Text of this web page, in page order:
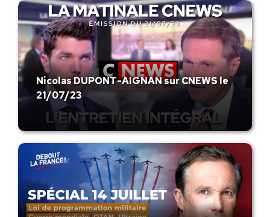
Nicolas DUPONT-AIGNAN sur CNEWS le
21/07/23